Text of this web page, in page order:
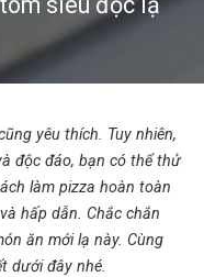
yêu thích. Tuy nhiên,
độc đáo, bạn có thể thử
làm pizza hoàn toàn
hấp dẫn. Chắc chắn
ăn mới lạ này. Cùng
dưới đây nhé.